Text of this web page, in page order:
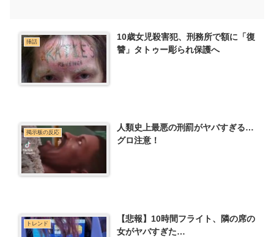
挿話
10歳女児殺害犯、刑務所で額に「復
讐」タトゥー彫られ保護へ
掲示板の反応
人類史上最悪の刑罰がヤバすぎる…
グロ注意！
トレンド
【悲報】10時間フライト、隣の席の
女がヤバすぎた…